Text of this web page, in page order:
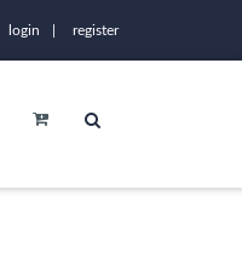
login register